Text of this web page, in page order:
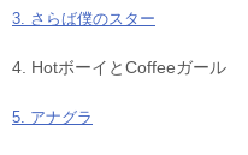
3. さらば僕のスター
4. HotボーイとCoffeeガール
5. アナグラ